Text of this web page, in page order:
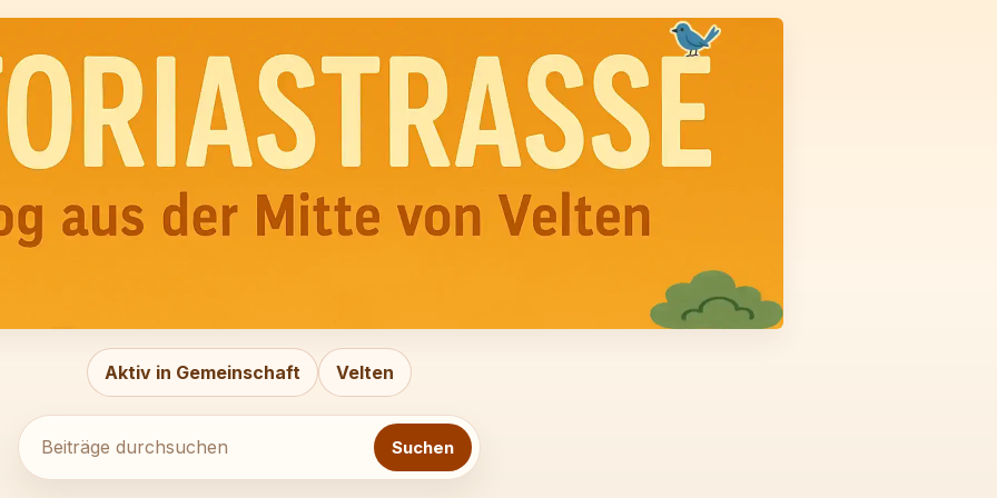
Aktiv in Gemeinschaft Velten
Beiträge
Suchen